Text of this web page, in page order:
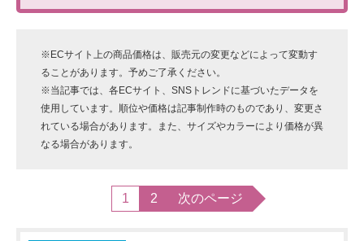
※ECサイト上の商品価格は、販売元の変更などによって変動す
ることがあります。予めご了承ください。
※当記事では、各ECサイト、SNSトレンドに基づいたデータを
使用しています。順位や価格は記事制作時のものであり、変更さ
れている場合があります。また、サイズやカラーにより価格が異
なる場合があります。
1 2 次のページ